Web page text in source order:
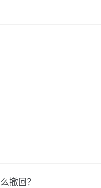
撤回？